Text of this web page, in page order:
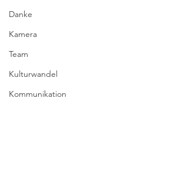
Danke
Kamera
Team
Kulturwandel
Kommunikation